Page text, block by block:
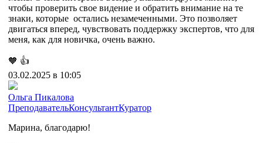
чтобы проверить свое видение и обратить внимание на те
знаки, которые остались незамеченными. Это позволяет
двигаться вперед, чувствовать поддержку экспертов, что для
меня, как для новичка, очень важно.
🧡 👍
03.02.2025 в 10:05
Ольга Пикалова
ПреподавательКонсультантКуратор
Марина, благодарю!